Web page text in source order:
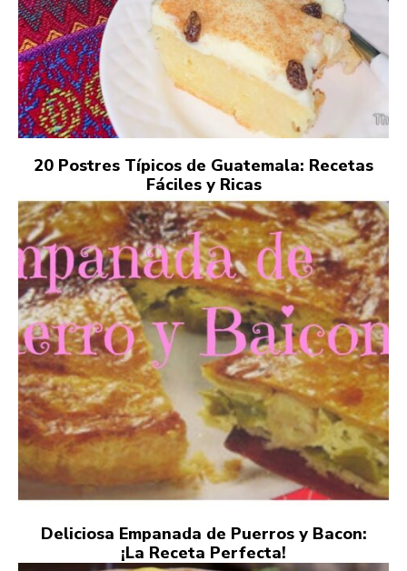
20 Postres Típicos de Guatemala: Recetas
Fáciles y Ricas
Deliciosa Empanada de Puerros y Bacon:
¡La Receta Perfecta!